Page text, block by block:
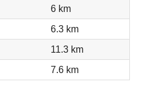
6 km
6.3 km
11.3 km
7.6 km